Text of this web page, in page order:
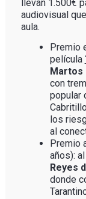
llevan 1.500€
audiovisual
aula.
Premio
película
Martos
con
popular
los
al
Premio
años):
Reyes
donde